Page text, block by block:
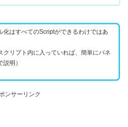
化はすべてのScriptができるわけではあ
クリプト内に入っていれば、簡単にパネ
明）
ンサーリンク